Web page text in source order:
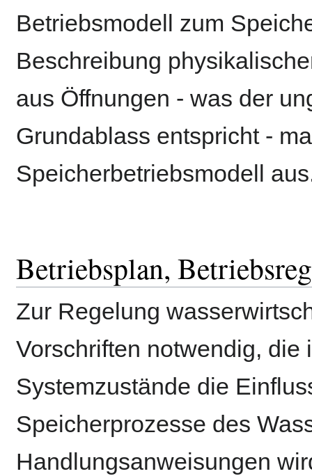
Betriebsmodell zum
Beschreibung
aus Öffnungen - was der
Grundablass entspricht -
Speicherbetriebsmodell
Betriebsplan,
Zur Regelung
Vorschriften notwendig, die
Systemzustände die
Speicherprozesse des
Handlungsanweisungen